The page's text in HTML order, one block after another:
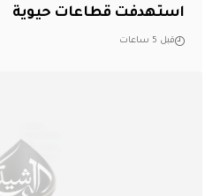
استهدفت قطاعات حيوية
قبل 5 ساعات